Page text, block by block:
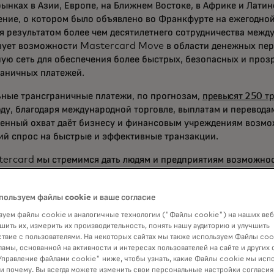
в Азии, Европе, на Ближнем Востоке, в Африке и
о котором было объявлено во Франкфурте на ежегодной
результатом более чем десятилетнего сотрудничества
возможности Mastercard Move в области денежных
сеть для обеспечения более быстрых, безопасных и
платежей.
трансграничные платежи, по прогнозам, превысят 250
благодаря международной торговле, выплатам и
охват даёт бизнесу и финансовым учреждениям
спрос на быстрые и эффективные транзакции.
мы стремимся дать людям и предприятиям
мире», — сказал Пратик Кховала,
сотрудничество с Corpay, мы даем финансовым
выходить на новые рынки, оптимизировать
и предоставлять своим клиентам первоклассный сервис».
компаниям всех размеров масштабироваться на
новые возможности для роста с беспрецедентной
файлы cookie и ваше согласие
файлы cookie и аналогичные технологии ("Файлы cookie") на наших
их, измерить их производительность, понять нашу аудиторию и улучшить
с пользователями. На некоторых сайтах мы также используем Файлы
основанной на активности и интересах пользователей на сайте и других
файлами cookie" ниже, чтобы узнать, какие Файлы cookie мы
почему. Вы всегда можете изменить свои персональные настройки